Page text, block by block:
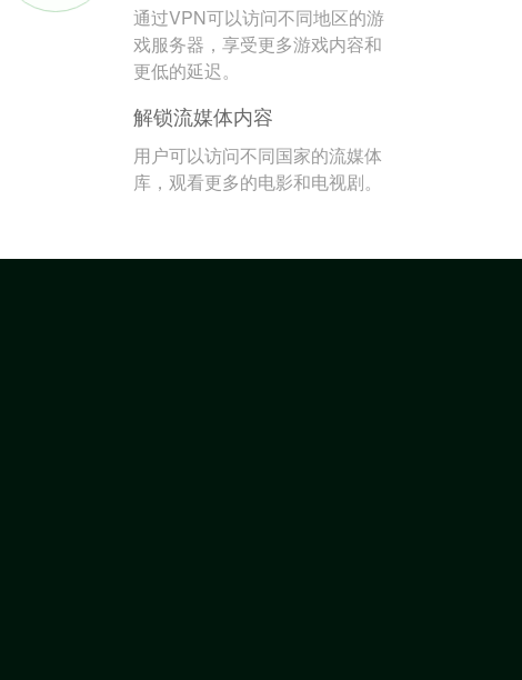
通过VPN可以访问不同地区的游
戏服务器，享受更多游戏内容和
更低的延迟。
解锁流媒体内容
用户可以访问不同国家的流媒体
库，观看更多的电影和电视剧。